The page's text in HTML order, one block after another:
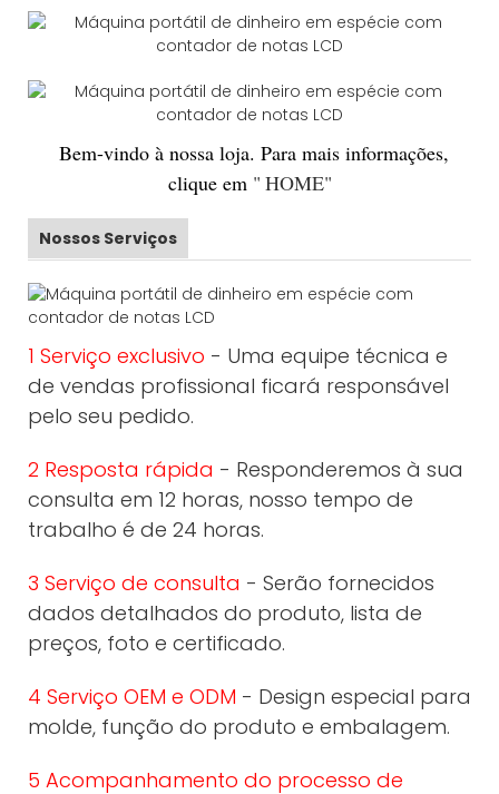
Bem-vindo à nossa loja. Para mais informações,
clique em" HOME"
Nossos Serviços
1 Serviço exclusivo - Uma equipe técnica e
de vendas profissional ficará responsável
pelo seu pedido.
2 Resposta rápida - Responderemos à sua
consulta em 12 horas, nosso tempo de
trabalho é de 24 horas.
3 Serviço de consulta - Serão fornecidos
dados detalhados do produto, lista de
preços, foto e certificado.
4 Serviço OEM e ODM - Design especial para
molde, função do produto e embalagem.
5 Acompanhamento do processo de